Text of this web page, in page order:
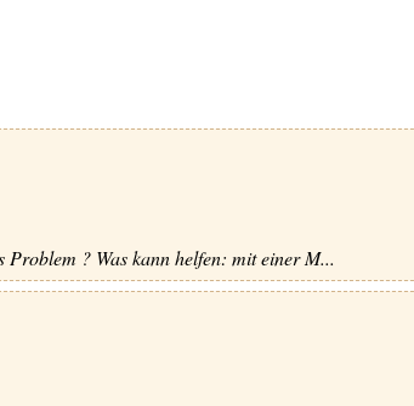
? Was kann helfen: mit einer M...